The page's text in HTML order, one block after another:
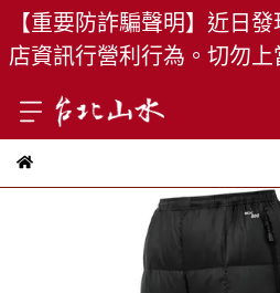
【重要防詐騙聲明】近日
店資訊行營利行為。切勿上